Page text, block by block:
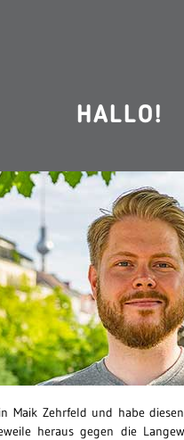
HALLO!
Maik Zehrfeld und habe
heraus gegen die